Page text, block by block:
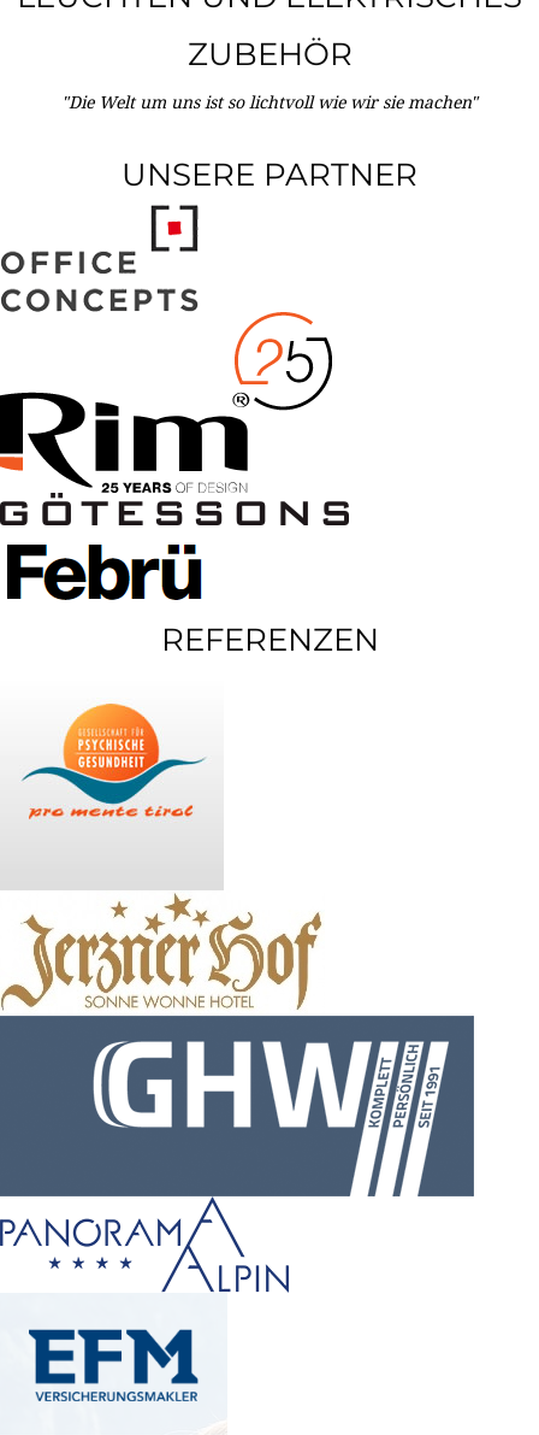
ZUBEHÖR
"Die Welt um uns ist so lichtvoll wie wir sie machen"
UNSERE PARTNER
REFERENZEN